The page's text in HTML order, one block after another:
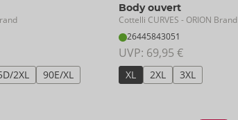
2XL
90E/XL
Body ouvert
Cottelli CURVES - ORION Brand
26445843051
UVP: 69,95 €
XL 2XL 3XL